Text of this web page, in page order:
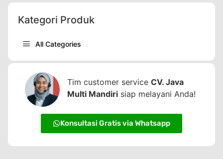
Kategori Produk
All Categories
Tim customer service CV. Java
Multi Mandiri siap melayani Anda!
Konsultasi Gratis via Whatsapp